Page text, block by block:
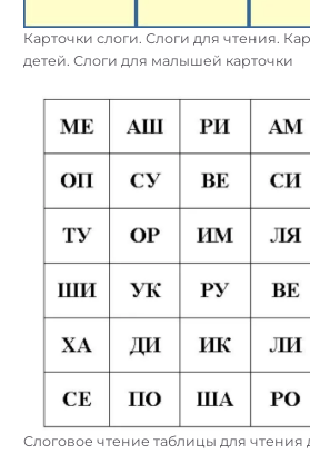
Карточки слоги. Слоги для чтения.
детей. Слоги для малышей карточки
Слоговое чтение таблицы для чтения